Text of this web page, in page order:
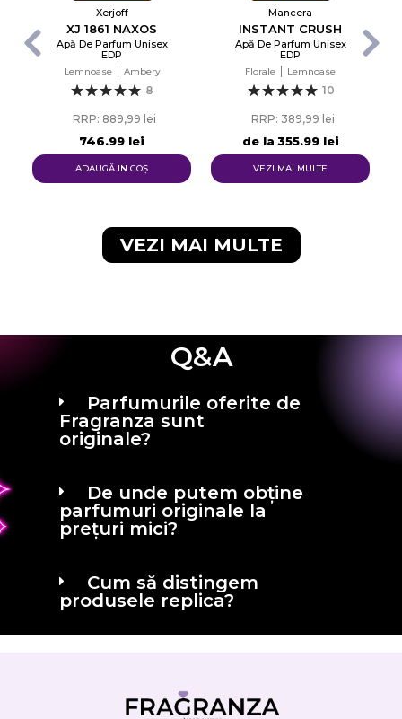
Xerjoff
XJ 1861 NAXOS
Apă De Parfum Unisex
EDP
Lemnoase Ambery
8
RRP: 889,99 lei
746,99 lei
ADAUGĂ IN COŞ
Mancera
INSTANT CRUSH
Apă De Parfum Unisex
EDP
Florale Lemnoase
10
de la
RRP: 389,99 lei
355,99 lei
VEZI MAI MULTE
VEZI MAI MULTE
Q&A
Parfumurile oferite de
Fragranza sunt
originale?
De unde putem obține
parfumuri originale la
prețuri mici?
Cum să distingem
produsele replica?